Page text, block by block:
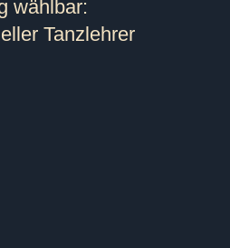
wählbar:
Tanzlehrer